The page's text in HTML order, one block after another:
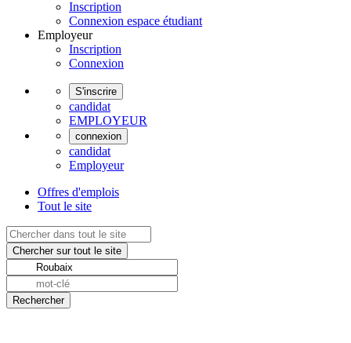
Inscription
Connexion espace étudiant
Employeur
Inscription
Connexion
S'inscrire
candidat
EMPLOYEUR
connexion
candidat
Employeur
Offres d'emplois
Tout le site